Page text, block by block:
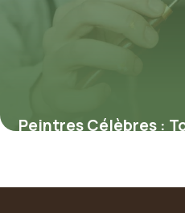
Peintres Célèbres :